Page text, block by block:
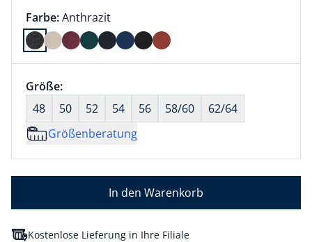
Farbauswahl:
Farbe:aktuell ausgewählt:
Anthrazit
Farbe Anthrazit ausgewählt
Größenauswahl:
Größe:nichts ausgewählt
48
50 52 54 56 58/60
62/64
Größenberatung
In den Warenkorb
Kostenlose Lieferung in Ihre Filiale